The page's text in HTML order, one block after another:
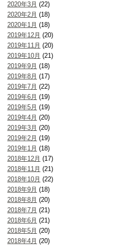
2020年3月 (22)
2020年2月 (18)
2020年1月 (18)
2019年12月 (20)
2019年11月 (20)
2019年10月 (21)
2019年9月 (18)
2019年8月 (17)
2019年7月 (22)
2019年6月 (19)
2019年5月 (19)
2019年4月 (20)
2019年3月 (20)
2019年2月 (19)
2019年1月 (18)
2018年12月 (17)
2018年11月 (21)
2018年10月 (22)
2018年9月 (18)
2018年8月 (20)
2018年7月 (21)
2018年6月 (21)
2018年5月 (20)
2018年4月 (20)